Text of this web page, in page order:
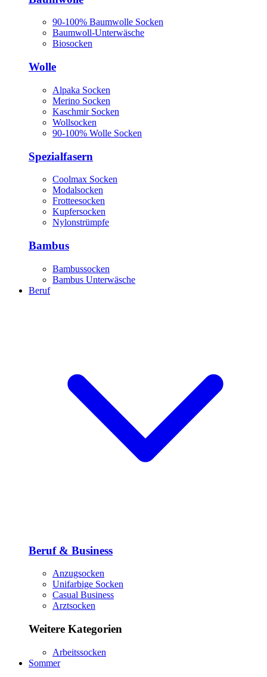
90-100% Baumwolle Socken
Baumwoll-Unterwäsche
Biosocken
Wolle
Alpaka Socken
Merino Socken
Kaschmir Socken
Wollsocken
90-100% Wolle Socken
Spezialfasern
Coolmax Socken
Modalsocken
Frotteesocken
Kupfersocken
Nylonstrümpfe
Bambus
Bambussocken
Bambus Unterwäsche
Beruf
Beruf & Business
Anzugsocken
Unifarbige Socken
Casual Business
Arztsocken
Weitere Kategorien
Arbeitssocken
Sommer